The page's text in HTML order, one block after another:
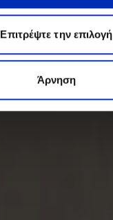
Επιτρέψτε την επιλογή
Άρνηση